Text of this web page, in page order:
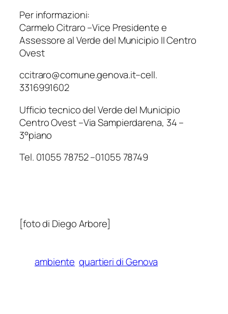
Per informazioni:
Carmelo Citraro –Vice Presidente e
Assessore al Verde del Municipio II Centro
Ovest
ccitraro@comune.genova.it–cell.
3316991602
Ufficio tecnico del Verde del Municipio
Centro Ovest –Via Sampierdarena, 34 –
3°piano
Tel. 01055 78752 –01055 78749
[foto di Diego Arbore]
ambiente quartieri di Genova